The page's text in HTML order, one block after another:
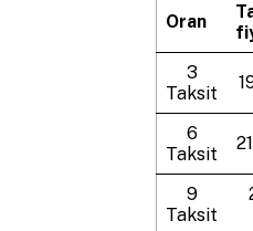
Oran
3
Taksit
6
Taksit
9
Taksit